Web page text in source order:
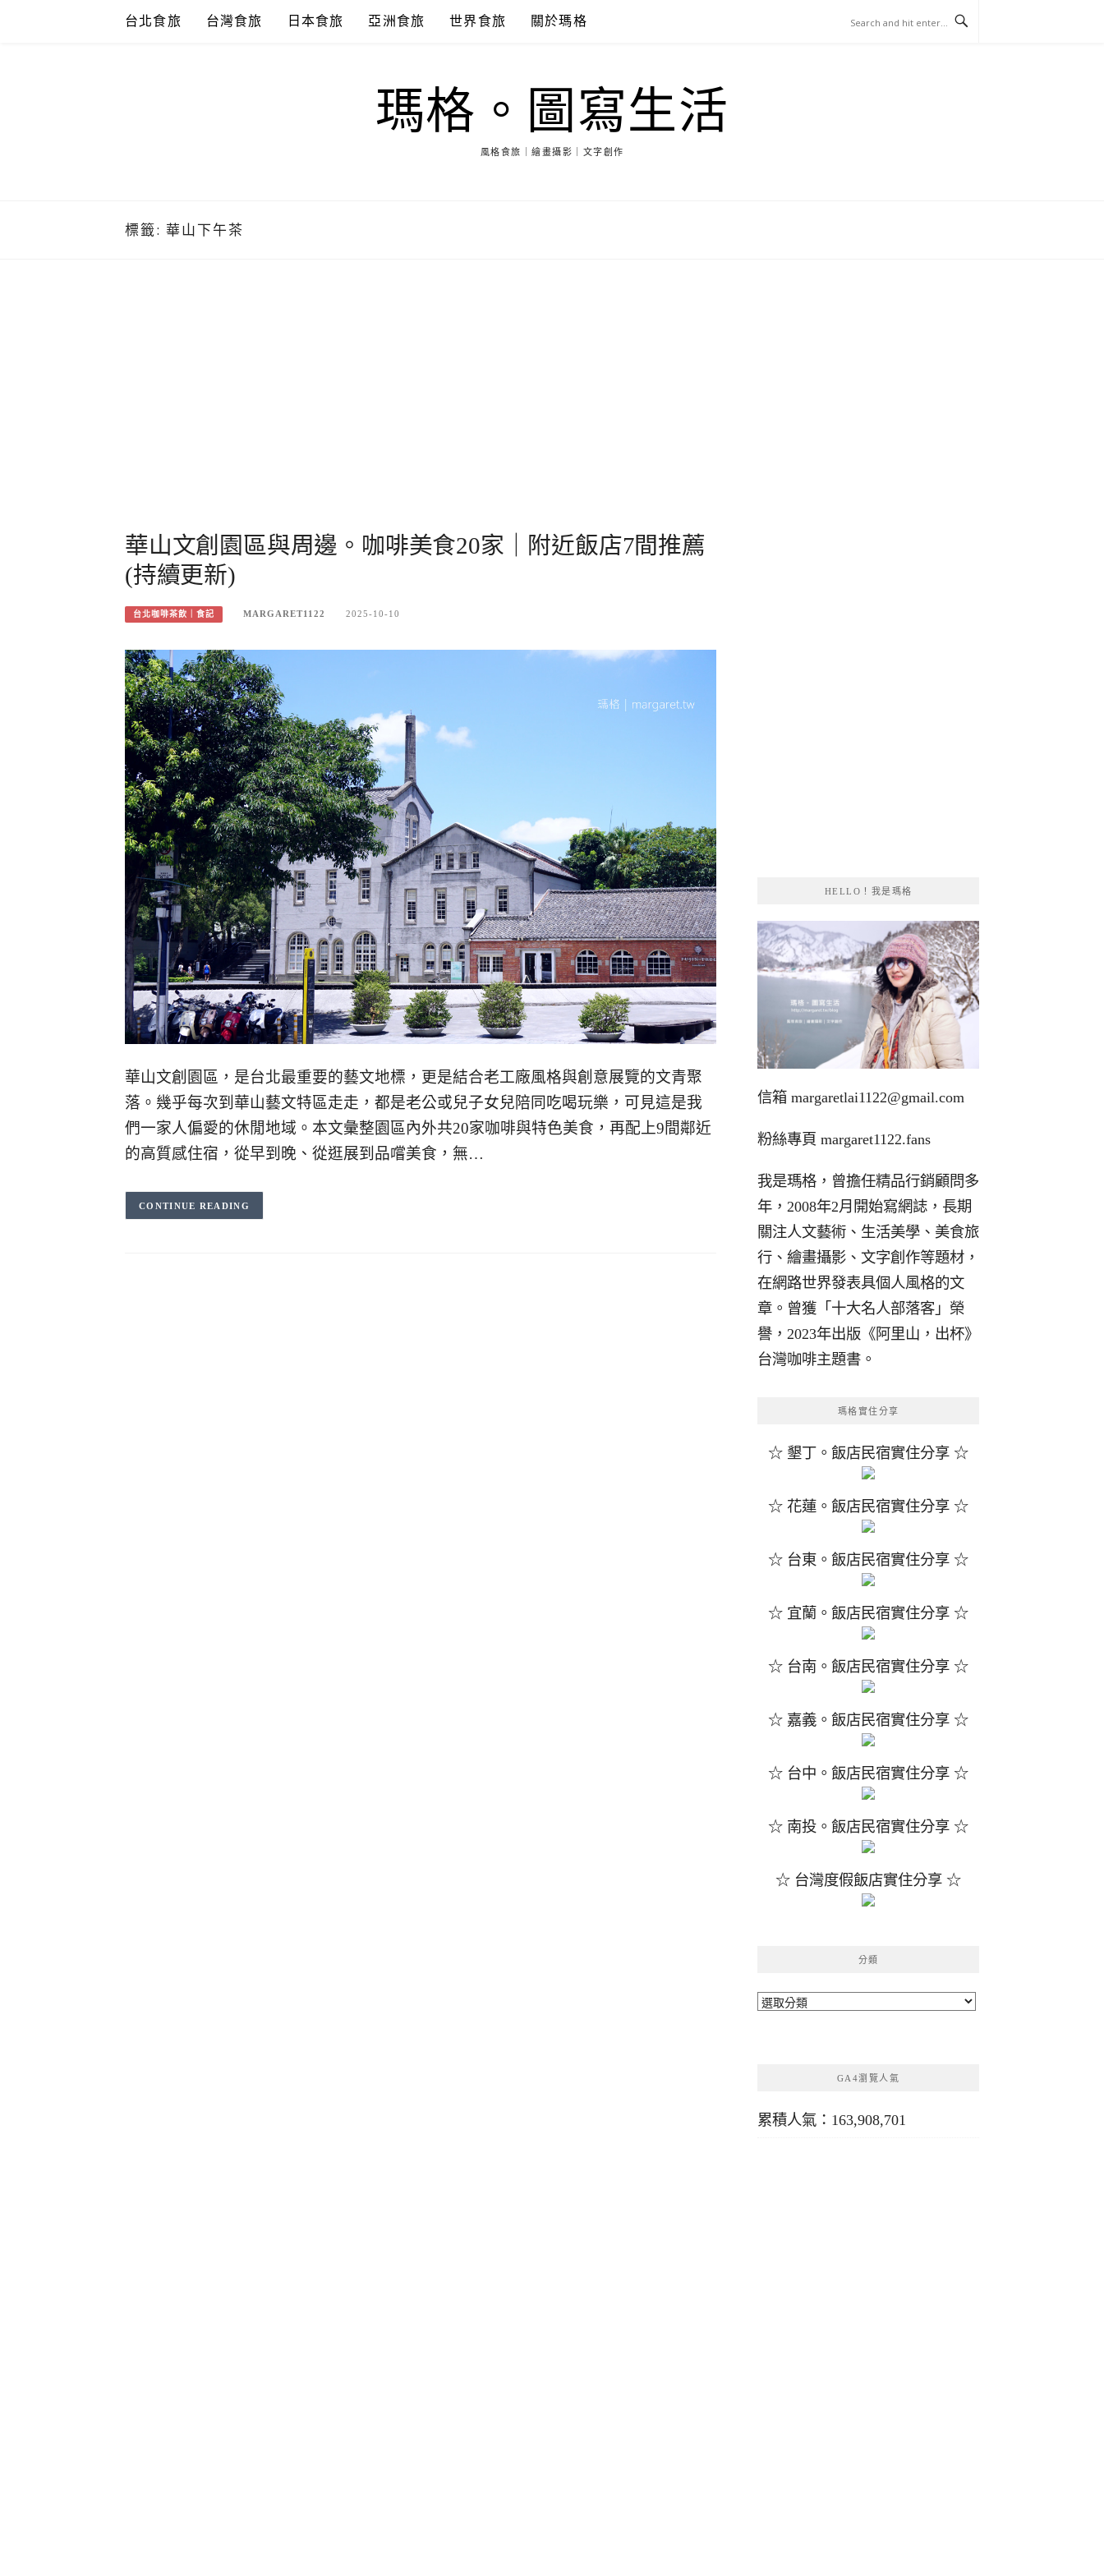
台北食旅 台灣食旅 日本食旅 亞洲食旅 世界食旅 關於瑪格
瑪格。圖寫生活
風格食旅｜繪畫攝影｜文字創作
標籤: 華山下午茶
華山文創園區與周邊。咖啡美食20家｜附近飯店7間推薦
(持續更新)
台北咖啡茶飲｜食記 MARGARET1122 2025-10-10
華山文創園區，是台北最重要的藝文地標，更是結合老工廠風格與創意展覽的文青聚
落。幾乎每次到華山藝文特區走走，都是老公或兒子女兒陪同吃喝玩樂，可見這是我
們一家人偏愛的休閒地域。本文彙整園區內外共20家咖啡與特色美食，再配上9間鄰近
的高質感住宿，從早到晚、從逛展到品嚐美食，無…
CONTINUE READING
HELLO！我是瑪格
信箱 margaretlai1122@gmail.com
粉絲專頁 margaret1122.fans
我是瑪格，曾擔任精品行銷顧問多
年，2008年2月開始寫網誌，長期
關注人文藝術、生活美學、美食旅
行、繪畫攝影、文字創作等題材，
在網路世界發表具個人風格的文
章。曾獲「十大名人部落客」榮
譽，2023年出版《阿里山，出杯》
台灣咖啡主題書。
瑪格實住分享
☆ 墾丁。飯店民宿實住分享 ☆
☆ 花蓮。飯店民宿實住分享 ☆
☆ 台東。飯店民宿實住分享 ☆
☆ 宜蘭。飯店民宿實住分享 ☆
☆ 台南。飯店民宿實住分享 ☆
☆ 嘉義。飯店民宿實住分享 ☆
☆ 台中。飯店民宿實住分享 ☆
☆ 南投。飯店民宿實住分享 ☆
☆ 台灣度假飯店實住分享 ☆
分類
分
GA4瀏覽人氣
累積人氣：163,908,701